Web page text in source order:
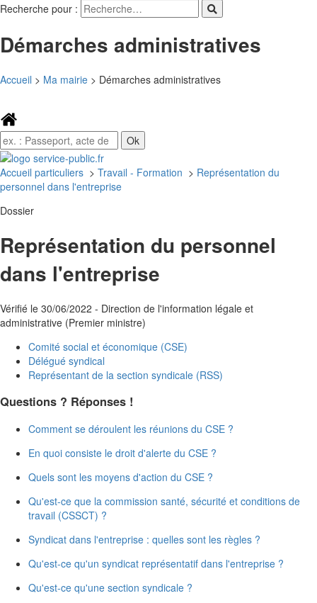
Recherche pour :
Démarches administratives
Accueil > Ma mairie > Démarches administratives
Accueil particuliers > Travail - Formation > Représentation du
personnel dans l'entreprise
Dossier
Représentation du personnel
dans l'entreprise
Vérifié le 30/06/2022 - Direction de l'information légale et
administrative (Premier ministre)
Comité social et économique (CSE)
Délégué syndical
Représentant de la section syndicale (RSS)
Questions ? Réponses !
Comment se déroulent les réunions du CSE ?
En quoi consiste le droit d'alerte du CSE ?
Quels sont les moyens d'action du CSE ?
Qu'est-ce que la commission santé, sécurité et conditions de
travail (CSSCT) ?
Syndicat dans l'entreprise : quelles sont les règles ?
Qu'est-ce qu'un syndicat représentatif dans l'entreprise ?
Qu'est-ce qu'une section syndicale ?